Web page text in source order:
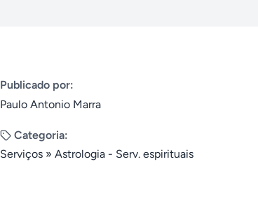
Publicado por:
Paulo Antonio Marra
Categoria:
Serviços » Astrologia - Serv. espirituais